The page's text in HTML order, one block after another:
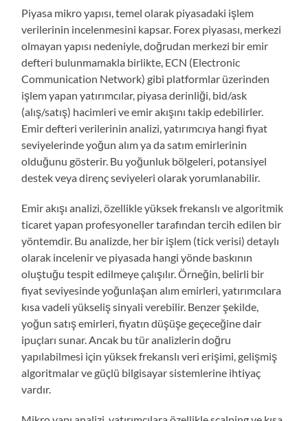
Piyasa mikro yapısı, temel olarak piyasadaki işlem
verilerinin incelenmesini kapsar. Forex piyasası, merkezi
olmayan yapısı nedeniyle, doğrudan merkezi bir emir
defteri bulunmamakla birlikte, ECN (Electronic
Communication Network) gibi platformlar üzerinden
işlem yapan yatırımcılar, piyasa derinliği, bid/ask
(alış/satış) hacimleri ve emir akışını takip edebilirler.
Emir defteri verilerinin analizi, yatırımcıya hangi fiyat
seviyelerinde yoğun alım ya da satım emirlerinin
olduğunu gösterir. Bu yoğunluk bölgeleri, potansiyel
destek veya direnç seviyeleri olarak yorumlanabilir.
Emir akışı analizi, özellikle yüksek frekanslı ve algoritmik
ticaret yapan profesyoneller tarafından tercih edilen bir
yöntemdir. Bu analizde, her bir işlem (tick verisi) detaylı
olarak incelenir ve piyasada hangi yönde baskının
oluştuğu tespit edilmeye çalışılır. Örneğin, belirli bir
fiyat seviyesinde yoğunlaşan alım emirleri, yatırımcılara
kısa vadeli yükseliş sinyali verebilir. Benzer şekilde,
yoğun satış emirleri, fiyatın düşüşe geçeceğine dair
ipuçları sunar. Ancak bu tür analizlerin doğru
yapılabilmesi için yüksek frekanslı veri erişimi, gelişmiş
algoritmalar ve güçlü bilgisayar sistemlerine ihtiyaç
vardır.